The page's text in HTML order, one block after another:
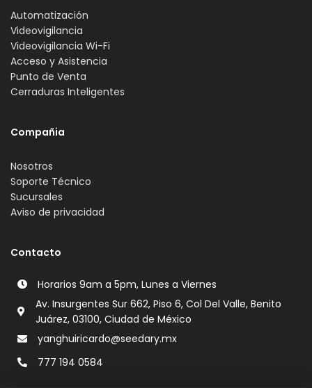
Automatización
Videovigilancia
Videovigilancia Wi-Fi
Acceso y Asistencia
Punto de Venta
Cerraduras Inteligentes
Compañia
Nosotros
Soporte Técnico
Sucursales
Aviso de privacidad
Contacto
Horarios 9am a 5pm, Lunes a Viernes
Av. Insurgentes Sur 662, Piso 6, Col Del Valle, Benito
Juárez, 03100, Ciudad de México
yanghuiricardo@seedary.mx
777 194 0584